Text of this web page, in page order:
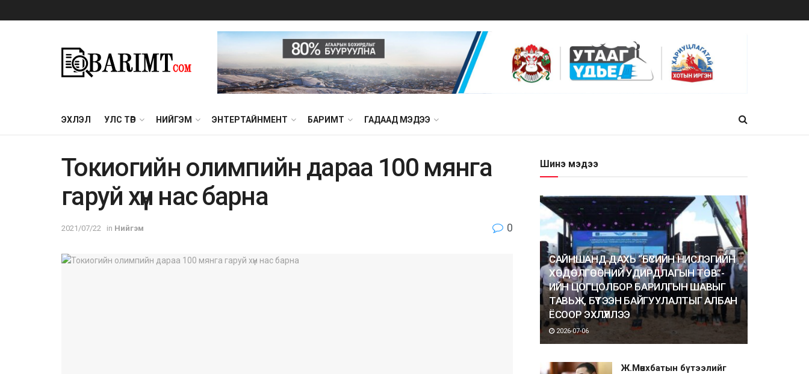
ЭХЛЭЛ УЛС ТӨР НИЙГЭМ ЭНТЕРТАЙНМЕНТ БАРИМТ ГАДААД МЭДЭЭ
Токиогийн олимпийн дараа 100 мянга
гаруй хүн нас барна
2021/07/22 in Нийгэм 0
Шинэ мэдээ
САЙНШАНД ДАХЬ “БҮСИЙН НИСЛЭГИЙН
ХӨДӨЛГӨӨНИЙ УДИРДЛАГЫН ТӨВ”-
ИЙН ЦОГЦОЛБОР БАРИЛГЫН ШАВЫГ
ТАВЬЖ, БҮТЭЭН БАЙГУУЛАЛТЫГ АЛБАН
ЁСООР ЭХЛҮҮЛЛЭЭ
2026-07-06
Ж.Мөнхбатын бүтээлийг